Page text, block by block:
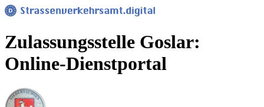
Zulassungsstelle Goslar:
Online-Dienstportal